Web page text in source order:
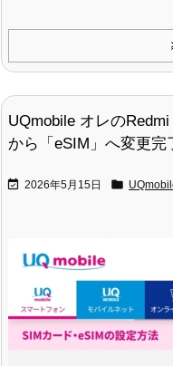
UQmobile オレの
から「eSIM」へ変更完
 2026年5月15日 